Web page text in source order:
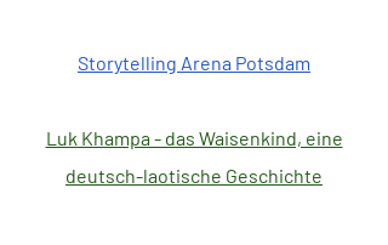
Storytelling Arena Potsdam
Luk Khampa - das Waisenkind, eine
deutsch-laotische Geschichte